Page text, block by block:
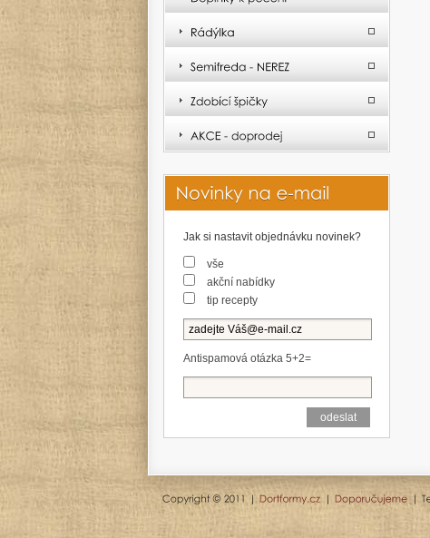
Jak si nastavit objednávku novinek?
vše
akční nabídky
tip recepty
Antispamová otázka 5+2=